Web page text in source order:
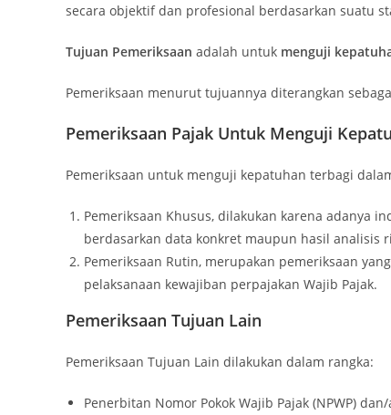
secara objektif dan profesional berdasarkan suatu
Tujuan Pemeriksaan adalah untuk menguji
Pemeriksaan menurut tujuannya diterangkan
Pemeriksaan Pajak Untuk Menguji
Pemeriksaan untuk menguji kepatuhan terbagi
Pemeriksaan Khusus, dilakukan karena adanya
berdasarkan data konkret maupun hasil analisis
Pemeriksaan Rutin, merupakan pemeriksaan
pelaksanaan kewajiban perpajakan Wajib Pajak.
Pemeriksaan Tujuan Lain
Pemeriksaan Tujuan Lain dilakukan dalam rangka:
Penerbitan Nomor Pokok Wajib Pajak (NPWP)